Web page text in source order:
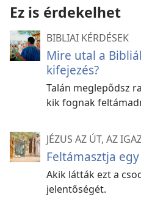
Ez is érdekelhet
BIBLIAI KÉRDÉSEK
Mire utal a
kifejezés?
Talán meglepődsz
kik fognak
JÉZUS AZ ÚT, AZ
Feltámasztja
Akik látták ezt a
jelentőségét.